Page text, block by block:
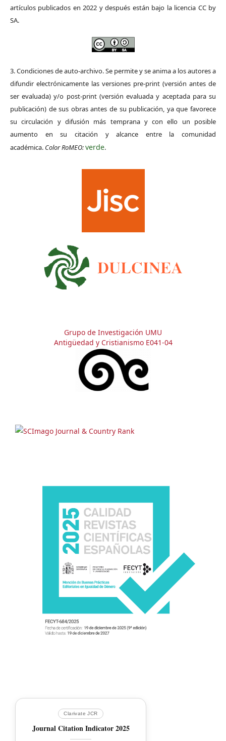
artículos publicados en 2022 y después están bajo la licencia CC by
SA.
3. Condiciones de auto-archivo. Se permite y se anima a los autores a
difundir electrónicamente las versiones pre-print (versión antes de
ser evaluada) y/o post-print (versión evaluada y aceptada para su
publicación) de sus obras antes de su publicación, ya que favorece
su circulación y difusión más temprana y con ello un posible
aumento en su citación y alcance entre la comunidad
académica. Color RoMEO:verde.
Grupo de Investigación UMU
Antigüedad y Cristianismo E041-04
Clarivate JCR
Journal Citation Indicator 2025